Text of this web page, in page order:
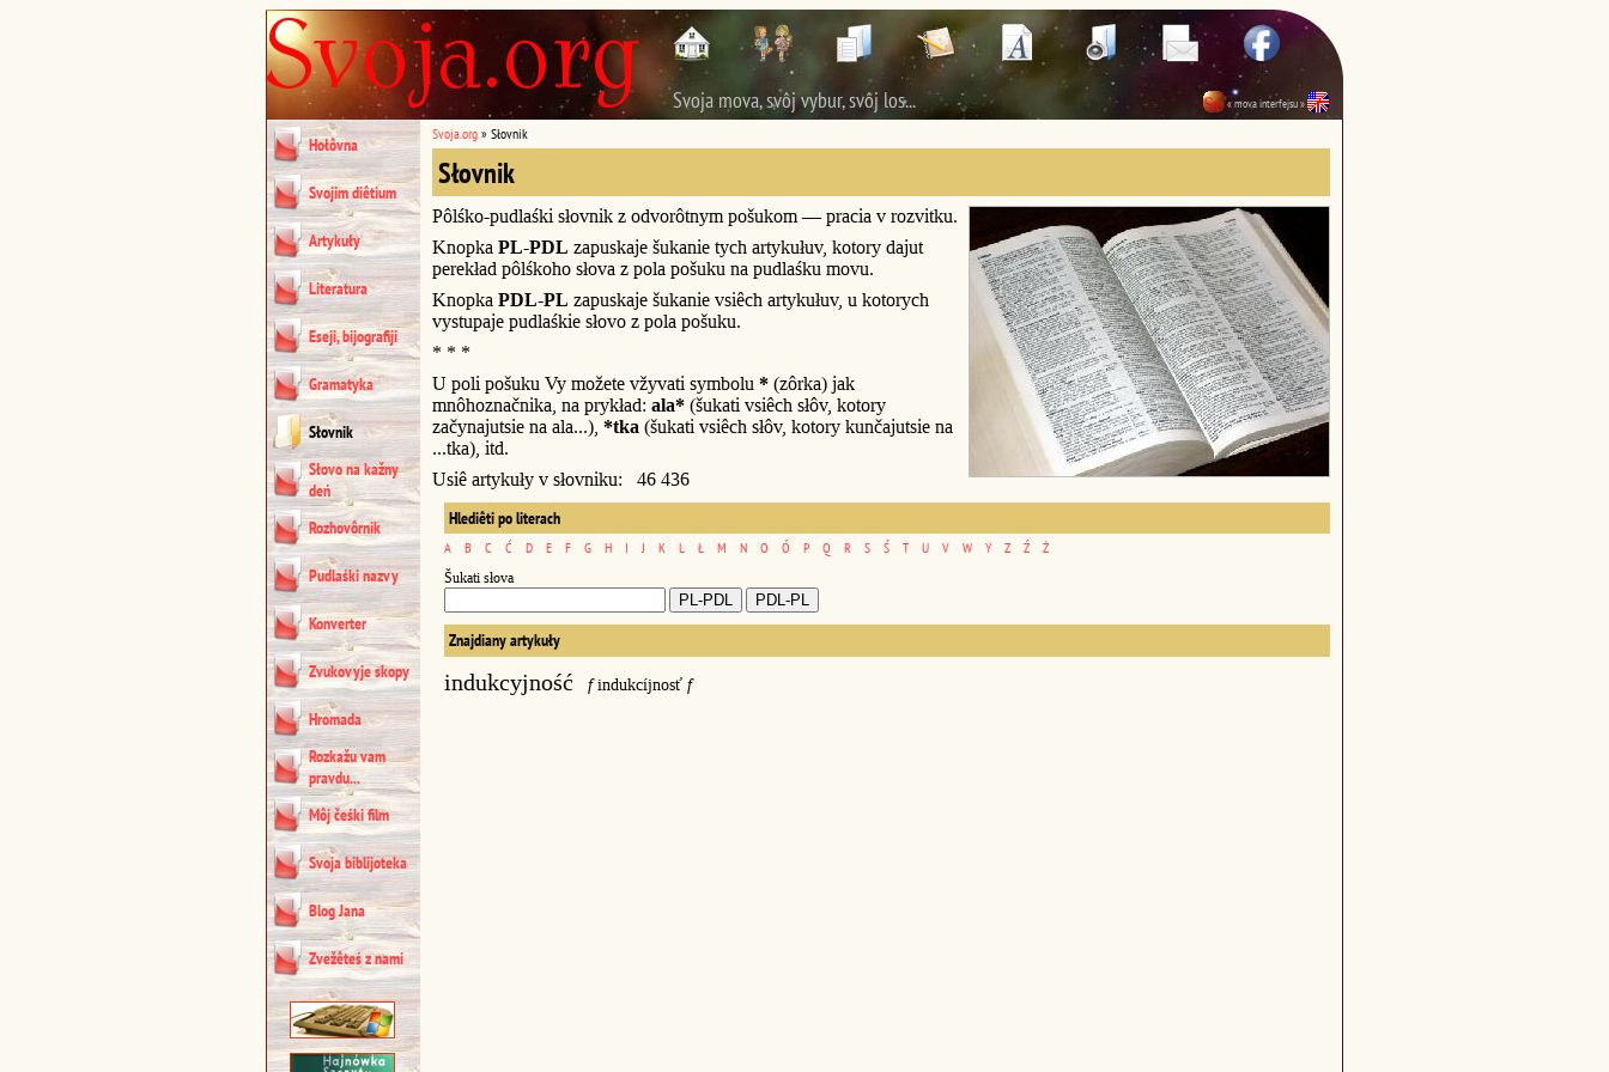
Svoja mova, svôj vybur, svôj los... « mova interfejsu »
Hołôvna
Svojim diêtium
Artykuły
Literatura
Eseji, bijografiji
Gramatyka
Słovnik
Słovo na kažny
deń
Rozhovôrnik
Pudlaśki nazvy
Konverter
Zvukovyje skopy
Hromada
Rozkažu vam
pravdu...
Môj čeśki film
Svoja biblijoteka
Blog Jana
Zvežêteś z nami
Svoja.org » Słovnik
Słovnik
Pôlśko-pudlaśki słovnik z odvorôtnym pošukom — pracia v rozvitku.
Knopka PL-PDL zapuskaje šukanie tych artykułuv, kotory dajut
perekład pôlśkoho słova z pola pošuku na pudlaśku movu.
Knopka PDL-PL zapuskaje šukanie vsiêch artykułuv, u kotorych
vystupaje pudlaśkie słovo z pola pošuku.
* * *
U poli pošuku Vy možete vžyvati symbolu * (zôrka) jak
mnôhoznačnika, na prykład: ala* (šukati vsiêch słôv, kotory
začynajutsie na ala...), *tka (šukati vsiêch słôv, kotory kunčajutsie na
...tka), itd.
Usiê artykuły v słovniku: 46 436
Hlediêti po literach
A B C Ć D E F G H I J K L Ł M N O Ó P Q R S Ś T U V W Y Z Ź Ż
Šukati słova
Znajdiany artykuły
indukcyjność findukcíjnosť f